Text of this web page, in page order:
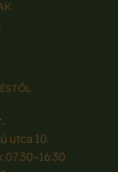
utca 10.